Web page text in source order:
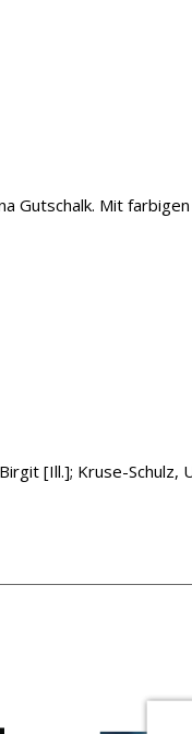
Gutschalk. Mit
Person
[Ill.]; Kruse-Schulz,